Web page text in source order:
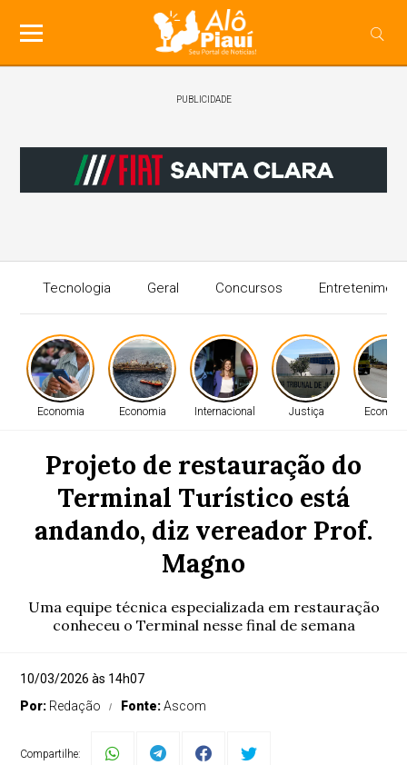
PUBLICIDADE
Tecnologia Geral Concursos
Economia Economia Internacional Justiça
Projeto de restauração do
Terminal Turístico está
andando, diz vereador Prof.
Magno
Uma equipe técnica especializada em restauração
conheceu o Terminal nesse final de semana
10/03/2026 às 14h07
Por: Redação Fonte:Ascom
Compartilhe: